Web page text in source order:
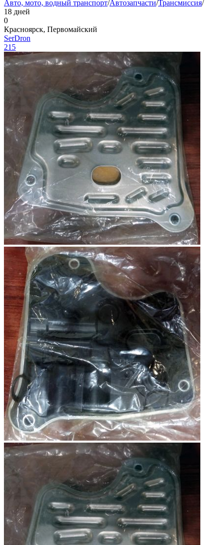
Авто, мото, водный транспорт/Автозапчасти/Трансмиссия/
18 дней
0
Красноярск, Первомайский
SerDron
215